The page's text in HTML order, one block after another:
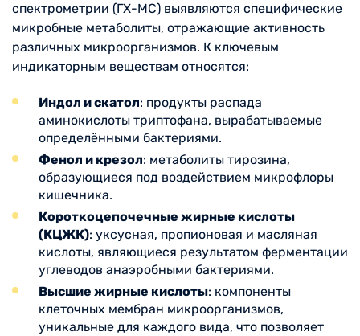
спектрометрии (ГХ-МС) выявляются специфические
микробные метаболиты, отражающие активность
различных микроорганизмов. К ключевым
индикаторным веществам относятся:
Индол и скатол: продукты распада
аминокислоты триптофана, вырабатываемые
определёнными бактериями.
Фенол и крезол: метаболиты тирозина,
образующиеся под воздействием микрофлоры
кишечника.
Короткоцепочечные жирные кислоты
(КЦЖК): уксусная, пропионовая и масляная
кислоты, являющиеся результатом ферментации
углеводов анаэробными бактериями.
Высшие жирные кислоты: компоненты
клеточных мембран микроорганизмов,
уникальные для каждого вида, что позволяет